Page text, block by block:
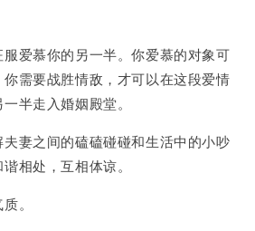
爱慕你的另一半。你爱慕的对象可
需要战胜情敌，才可以在这段爱情
半走入婚姻殿堂。
妻之间的磕磕碰碰和生活中的小吵
相处，互相体谅。
。